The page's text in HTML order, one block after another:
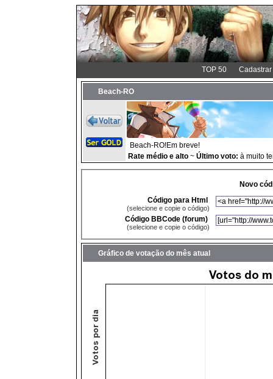
TOP 50 Cadastrar
Beach-RO
Beach-RO!Em breve!
Rate médio e alto ~ Último voto: à muito
Novo
Código para Html
(selecione e copie o código)
Código BBCode (forum)
(selecione e copie o código)
Gráfico de votação do mês atual